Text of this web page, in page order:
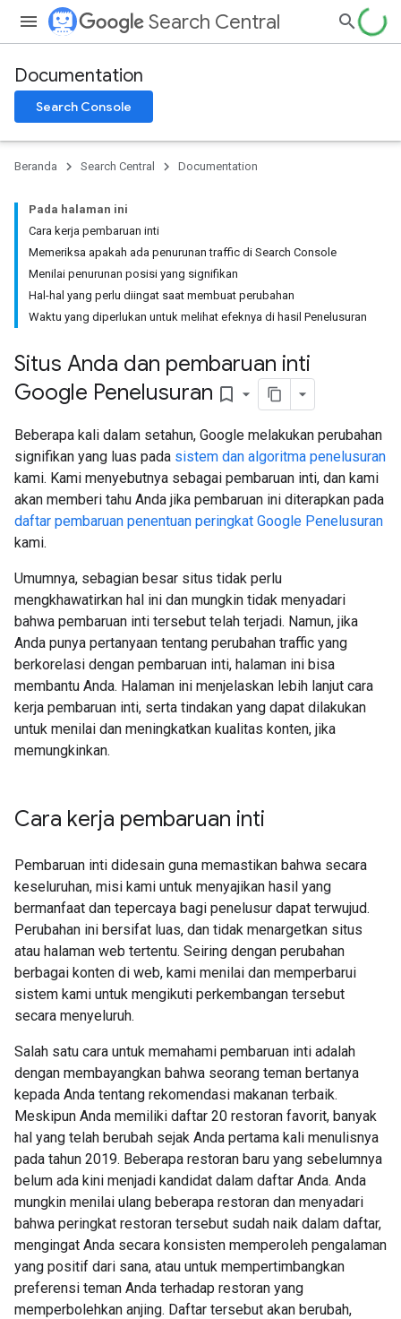
Search Central
Documentation
Search Console
Beranda Search Central Documentation
Pada halaman ini
Cara kerja pembaruan inti
Memeriksa apakah ada penurunan traffic di Search Console
Menilai penurunan posisi yang signifikan
Hal-hal yang perlu diingat saat membuat perubahan
Waktu yang diperlukan untuk melihat efeknya di hasil Penelusuran
Situs Anda dan pembaruan inti
Google Penelusuran bookmark_border
Beberapa kali dalam setahun, Google melakukan perubahan
signifikan yang luas pada sistem dan algoritma penelusuran
kami. Kami menyebutnya sebagai pembaruan inti, dan kami
akan memberi tahu Anda jika pembaruan ini diterapkan pada
daftar pembaruan penentuan peringkat Google Penelusuran
kami.
Umumnya, sebagian besar situs tidak perlu
mengkhawatirkan hal ini dan mungkin tidak menyadari
bahwa pembaruan inti tersebut telah terjadi. Namun, jika
Anda punya pertanyaan tentang perubahan traffic yang
berkorelasi dengan pembaruan inti, halaman ini bisa
membantu Anda. Halaman ini menjelaskan lebih lanjut cara
kerja pembaruan inti, serta tindakan yang dapat dilakukan
untuk menilai dan meningkatkan kualitas konten, jika
memungkinkan.
Cara kerja pembaruan inti
Pembaruan inti didesain guna memastikan bahwa secara
keseluruhan, misi kami untuk menyajikan hasil yang
bermanfaat dan tepercaya bagi penelusur dapat terwujud.
Perubahan ini bersifat luas, dan tidak menargetkan situs
atau halaman web tertentu. Seiring dengan perubahan
berbagai konten di web, kami menilai dan memperbarui
sistem kami untuk mengikuti perkembangan tersebut
secara menyeluruh.
Salah satu cara untuk memahami pembaruan inti adalah
dengan membayangkan bahwa seorang teman bertanya
kepada Anda tentang rekomendasi makanan terbaik.
Meskipun Anda memiliki daftar 20 restoran favorit, banyak
hal yang telah berubah sejak Anda pertama kali menulisnya
pada tahun 2019. Beberapa restoran baru yang sebelumnya
belum ada kini menjadi kandidat dalam daftar Anda. Anda
mungkin menilai ulang beberapa restoran dan menyadari
bahwa peringkat restoran tersebut sudah naik dalam daftar,
mengingat Anda secara konsisten memperoleh pengalaman
yang positif dari sana, atau untuk mempertimbangkan
preferensi teman Anda terhadap restoran yang
memperbolehkan anjing. Daftar tersebut akan berubah,